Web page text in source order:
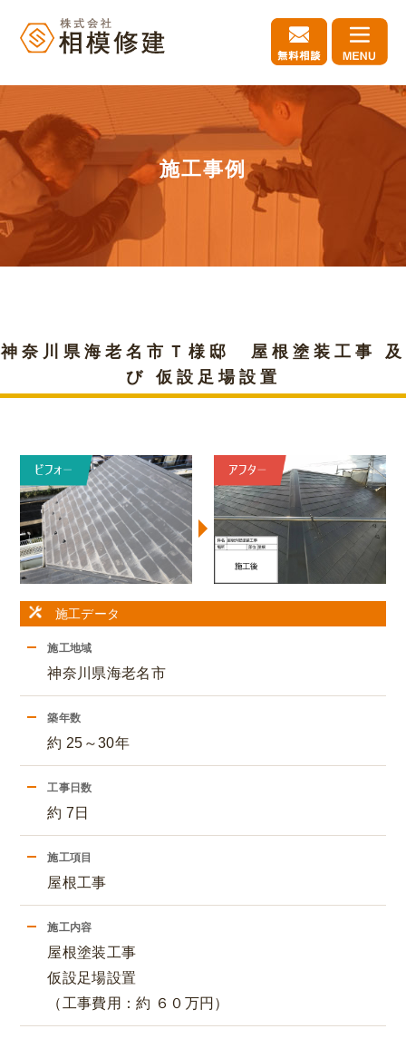
施工事例
神奈川県海老名市Ｔ様邸 屋根塗装工事 及
び 仮設足場設置
施工データ
施工地域
神奈川県海老名市
築年数
約 25～30年
工事日数
約 7日
施工項目
屋根工事
施工内容
屋根塗装工事
仮設足場設置
（工事費用：約 ６０万円）